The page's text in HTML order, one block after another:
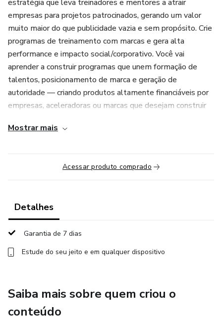
estratégia que leva treinadores e mentores a atrair
empresas para projetos patrocinados, gerando um valor
muito maior do que publicidade vazia e sem propósito. Crie
programas de treinamento com marcas e gera alta
performance e impacto social/corporativo. Você vai
aprender a construir programas que unem formação de
talentos, posicionamento de marca e geração de
autoridade — criando produtos altamente financiáveis por
empresas, aceleradoras ou marcas que desejam construir
Com base em modelos reais de programas patrocinados
O que é Branded Learning e por que esse modelo está
crescendo globalmente
Como transformar sua metodologia em produto
patrocinável
Como transformar sua comunidade em um ecossistema
Mostrar mais
Acessar produto comprado
Detalhes
Garantia de 7 dias
Estude do seu jeito e em qualquer dispositivo
Saiba mais sobre quem criou o
conteúdo